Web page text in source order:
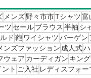
メンズ野々市市Tシャツ富
ツ セールブラウス 半袖 シ
ド 鞄 ワイシャツバーゲン
ンズファッション 成人式
ウェア カーディガン キン
ト ご入社 レディスフォー